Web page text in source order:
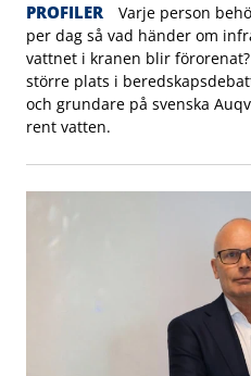
PROFILER
Varje person
per dag så vad händer om
vattnet i kranen blir
större plats i
och grundare på svenska
rent vatten.